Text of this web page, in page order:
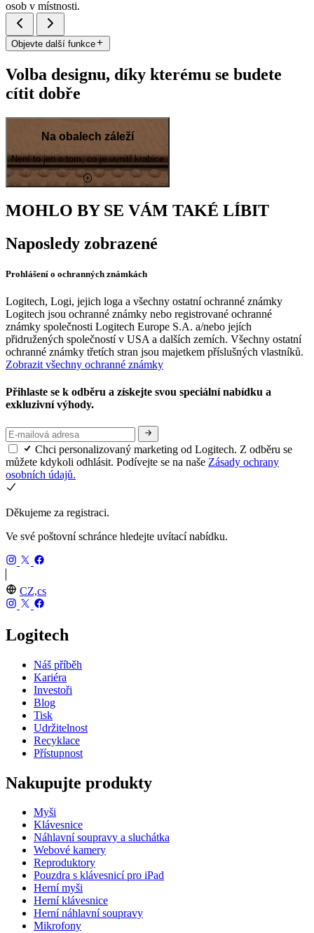
osob v místnosti.
Objevte další funkce
Volba designu, díky kterému se budete
cítit dobře
Na obalech záleží
Není to jen o tom, co je uvnitř krabice
MOHLO BY SE VÁM TAKÉ LÍBIT
Naposledy zobrazené
Prohlášení o ochranných známkách
Logitech, Logi, jejich loga a všechny ostatní ochranné známky
Logitech jsou ochranné známky nebo registrované ochranné
známky společnosti Logitech Europe S.A. a/nebo jejích
přidružených společností v USA a dalších zemích. Všechny ostatní
ochranné známky třetích stran jsou majetkem příslušných vlastníků.
Zobrazit všechny ochranné známky
Přihlaste se k odběru a získejte svou speciální nabídku a
exkluzivní výhody.
Chci personalizovaný marketing od Logitech. Z odběru se
můžete kdykoli odhlásit. Podívejte se na naše Zásady ochrany
osobních údajů.
Děkujeme za registraci.
Ve své poštovní schránce hledejte uvítací nabídku.
CZ,cs
Logitech
Náš příběh
Kariéra
Investoři
Blog
Tisk
Udržitelnost
Recyklace
Přístupnost
Nakupujte produkty
Myši
Klávesnice
Náhlavní soupravy a sluchátka
Webové kamery
Reproduktory
Pouzdra s klávesnicí pro iPad
Herní myši
Herní klávesnice
Herní náhlavní soupravy
Mikrofony